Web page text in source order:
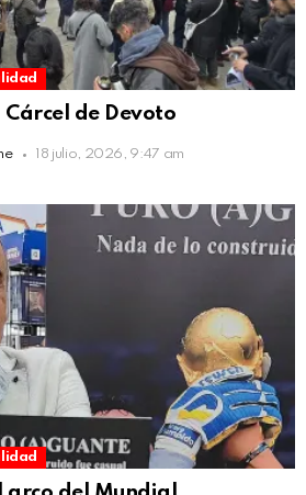
de Devoto
18 julio, 2026, 9:47 am